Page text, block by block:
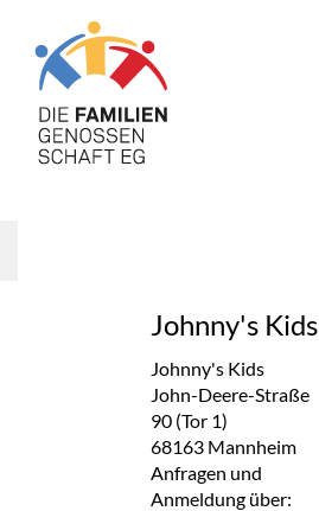
Johnny's Kids
Johnny's Kids
John-Deere-Straße
90 (Tor 1)
68163 Mannheim
Anfragen und
Anmeldung über: